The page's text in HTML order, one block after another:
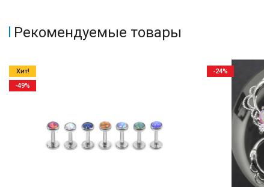
Рекомендуемые товары
Хит!
-49%
-24%